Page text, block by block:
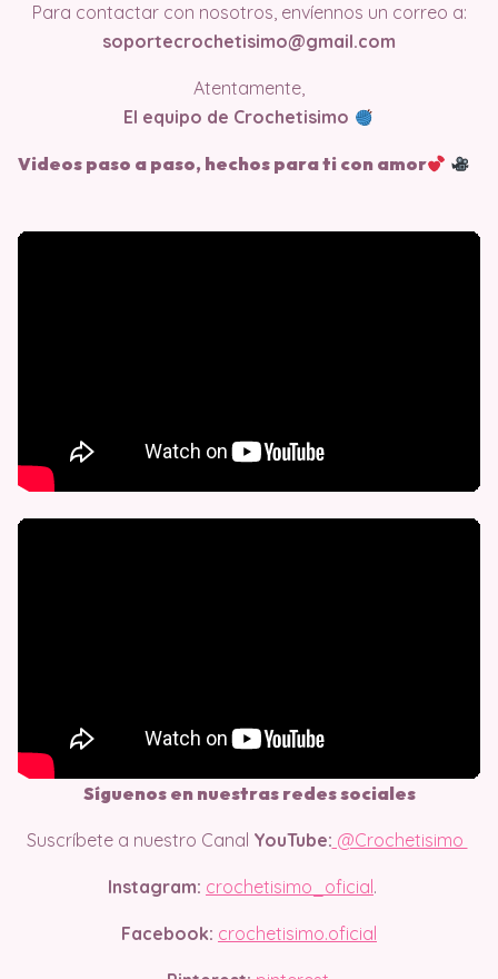
Para contactar con nosotros, envíennos un correo a:
soportecrochetisimo@gmail.com
Atentamente,
El equipo de Crochetisimo
Videos paso a paso, hechos para ti con amor
Síguenos en nuestras redes sociales
Suscríbete a nuestro Canal YouTube: @Crochetisimo
Instagram: crochetisimo_oficial .
Facebook: crochetisimo.oficial